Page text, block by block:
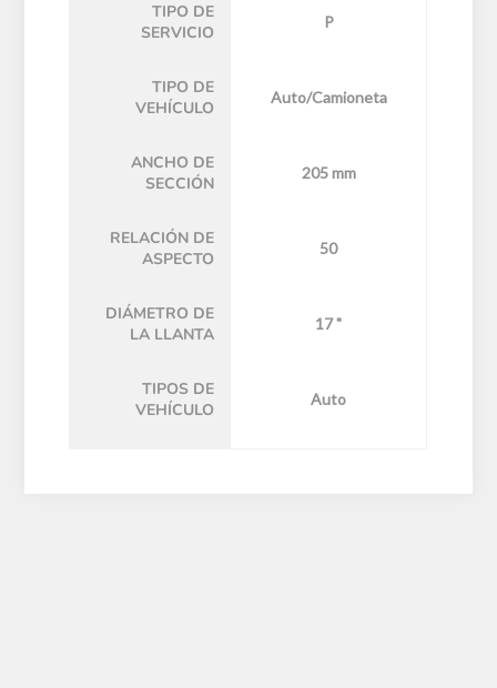
TIPO DE
SERVICIO
P
TIPO DE
VEHÍCULO
Auto/Camioneta
ANCHO DE
SECCIÓN
205 mm
RELACIÓN DE
ASPECTO
50
DIÁMETRO DE
LA LLANTA
17 "
TIPOS DE
VEHÍCULO
Auto